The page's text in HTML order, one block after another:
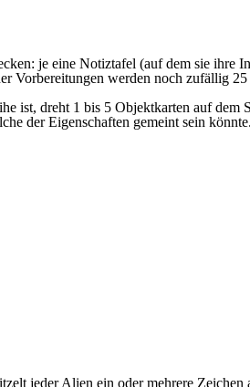
je eine Notiztafel (auf dem sie ihre
Vorbereitungen werden noch zufällig
ist, dreht 1 bis 5 Objektkarten auf dem
der Eigenschaften gemeint sein
jeder Alien ein oder mehrere Zeichen